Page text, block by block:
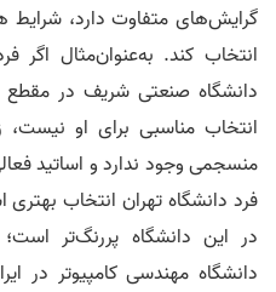
گرایش‌های متفاوت دارد، شرایط
انتخاب کند. به‌عنوان‌مثال اگر
دانشگاه صنعتی شریف در مقطع
انتخاب مناسبی برای او نیست،
منسجمی وجود ندارد و اساتید
فرد دانشگاه تهران انتخاب
در این دانشگاه پررنگ‌تر است؛
دانشگاه مهندسی کامپیوتر در